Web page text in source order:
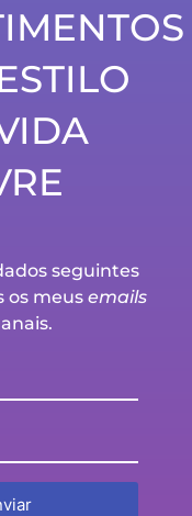
seguintes
os meus emails